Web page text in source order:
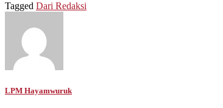
Tagged Dari Redaksi
LPM Hayamwuruk